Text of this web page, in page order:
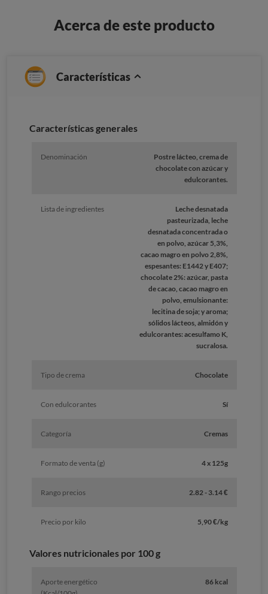
Acerca de este producto
Características
Características generales
Denominación
Postre lácteo, crema de
chocolate con azúcar y
edulcorantes.
Lista de ingredientes
Leche desnatada
pasteurizada, leche
desnatada concentrada o
en polvo, azúcar 5,3%,
cacao magro en polvo 2,8%,
espesantes: E1442 y E407;
chocolate 2%: azúcar, pasta
de cacao, cacao magro en
polvo, emulsionante:
lecitina de soja; y aroma;
sólidos lácteos, almidón y
edulcorantes: acesulfamo K,
sucralosa.
Tipo de crema Chocolate
Con edulcorantes Sí
Categoría Cremas
Formato de venta (g) 4 x 125g
Rango precios 2.82 - 3.14 €
Precio por kilo 5,90 €/kg
Valores nutricionales por 100 g
Aporte energético
86 kcal